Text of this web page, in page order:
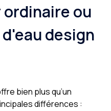
ou
design
bien plus qu’un
différences :